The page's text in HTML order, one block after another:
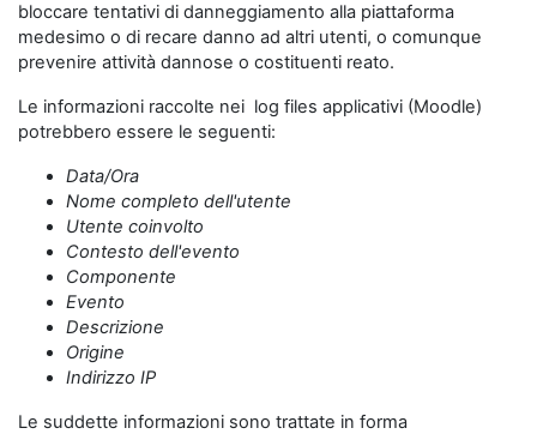
bloccare tentativi di danneggiamento alla piattaforma
medesimo o di recare danno ad altri utenti, o comunque
prevenire attività dannose o costituenti reato.
Le informazioni raccolte nei log files applicativi (Moodle)
potrebbero essere le seguenti:
Data/Ora
Nome completo dell'utente
Utente coinvolto
Contesto dell'evento
Componente
Evento
Descrizione
Origine
Indirizzo IP
Le suddette informazioni sono trattate in forma